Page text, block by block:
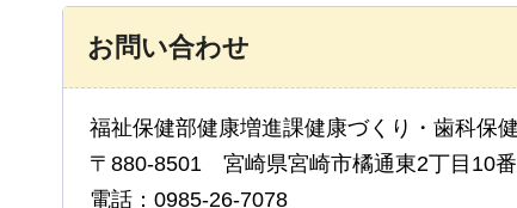
お問い合わせ
福祉保健部健康増進課健康づくり・歯科保
〒880-8501 宮崎県宮崎市橘通東2丁目10
電話：0985-26-7078